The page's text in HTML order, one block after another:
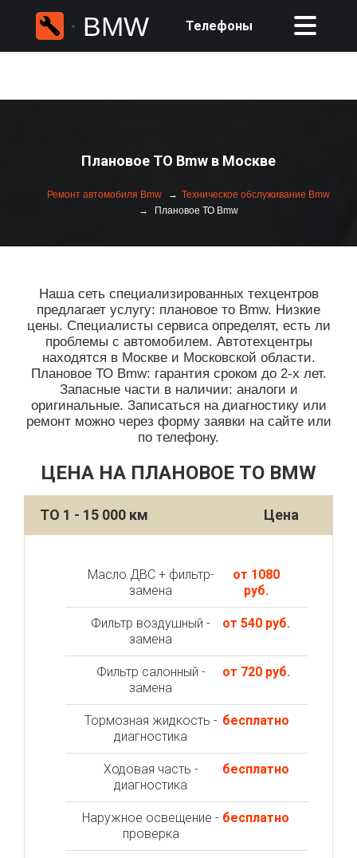
BMW Телефоны
Плановое ТО Bmw в Москве
Ремонт автомобиля Bmw
Техническое обслуживание Bmw
Плановое ТО Bmw
Наша сеть специализированных техцентров
предлагает услугу: плановое то Bmw. Низкие
цены. Специалисты сервиса определят, есть ли
проблемы с автомобилем. Автотехцентры
находятся в Москве и Московской области.
Плановое ТО Bmw: гарантия сроком до 2-х лет.
Запасные части в наличии: аналоги и
оригинальные. Записаться на диагностику или
ремонт можно через форму заявки на сайте или
по телефону.
ЦЕНА НА ПЛАНОВОЕ ТО BMW
ТО 1 - 15 000 км Цена
Масло ДВС + фильтр-
замена
от 1080
руб.
Фильтр воздушный -
замена
от 540 руб.
Фильтр салонный -
замена
от 720 руб.
Тормозная жидкость -
диагностика
бесплатно
Ходовая часть -
диагностика
бесплатно
Наружное освещение -
проверка
бесплатно